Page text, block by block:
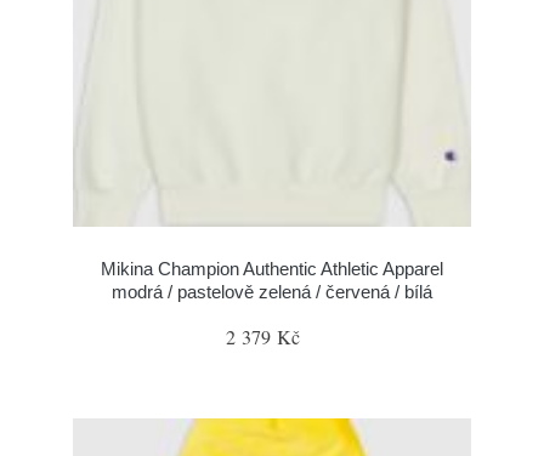
Mikina Champion Authentic Athletic Apparel
modrá / pastelově zelená / červená / bílá
2 379 Kč